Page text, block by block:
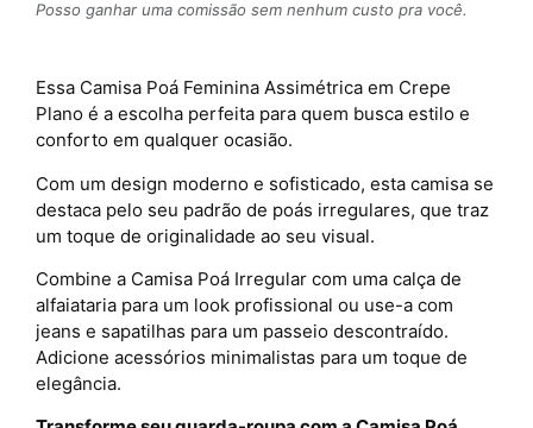
Posso ganhar uma comissão sem nenhum custo pra você.
Essa Camisa Poá Feminina Assimétrica em Crepe
Plano é a escolha perfeita para quem busca estilo e
conforto em qualquer ocasião.
Com um design moderno e sofisticado, esta camisa se
destaca pelo seu padrão de poás irregulares, que traz
um toque de originalidade ao seu visual.
Combine a Camisa Poá Irregular com uma calça de
alfaiataria para um look profissional ou use-a com
jeans e sapatilhas para um passeio descontraído.
Adicione acessórios minimalistas para um toque de
elegância.